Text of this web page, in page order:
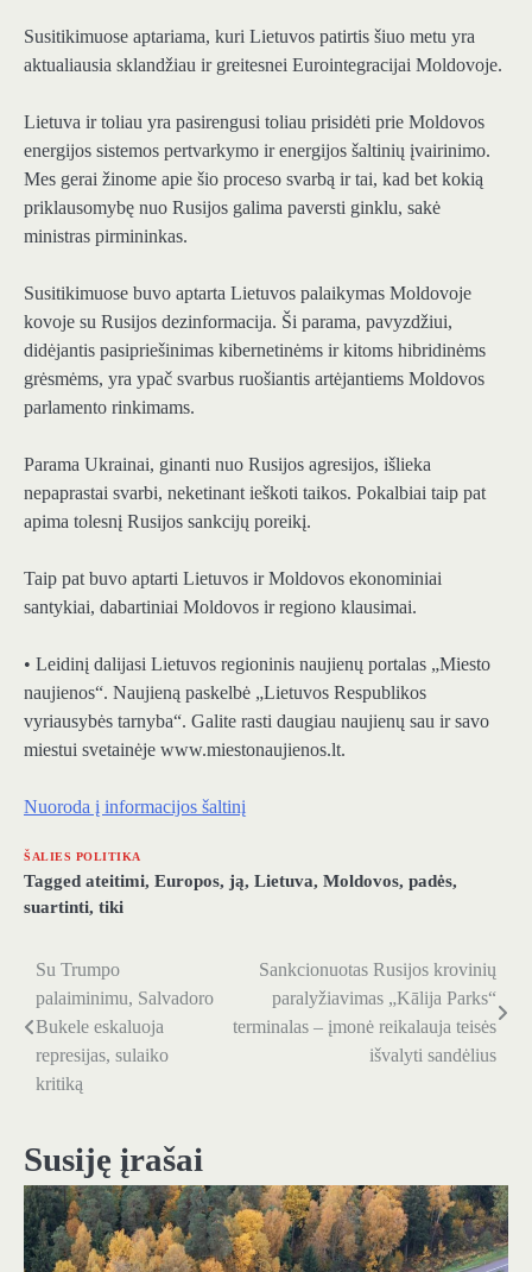
Susitikimuose aptariama, kuri Lietuvos patirtis šiuo metu yra
aktualiausia sklandžiau ir greitesnei Eurointegracijai Moldovoje.
Lietuva ir toliau yra pasirengusi toliau prisidėti prie Moldovos
energijos sistemos pertvarkymo ir energijos šaltinių įvairinimo.
Mes gerai žinome apie šio proceso svarbą ir tai, kad bet kokią
priklausomybę nuo Rusijos galima paversti ginklu, sakė
ministras pirmininkas.
Susitikimuose buvo aptarta Lietuvos palaikymas Moldovoje
kovoje su Rusijos dezinformacija. Ši parama, pavyzdžiui,
didėjantis pasipriešinimas kibernetinėms ir kitoms hibridinėms
grėsmėms, yra ypač svarbus ruošiantis artėjantiems Moldovos
parlamento rinkimams.
Parama Ukrainai, ginanti nuo Rusijos agresijos, išlieka
nepaprastai svarbi, neketinant ieškoti taikos. Pokalbiai taip pat
apima tolesnį Rusijos sankcijų poreikį.
Taip pat buvo aptarti Lietuvos ir Moldovos ekonominiai
santykiai, dabartiniai Moldovos ir regiono klausimai.
• Leidinį dalijasi Lietuvos regioninis naujienų portalas „Miesto
naujienos“. Naujieną paskelbė „Lietuvos Respublikos
vyriausybės tarnyba“. Galite rasti daugiau naujienų sau ir savo
miestui svetainėje www.miestonaujienos.lt.
Nuoroda į informacijos šaltinį
ŠALIES POLITIKA
Tagged ateitimi, Europos, ją, Lietuva, Moldovos, padės,
suartinti, tiki
Navigacija
tarp
įrašų
Su Trumpo
palaiminimu, Salvadoro
Bukele eskaluoja
represijas, sulaiko
kritiką
Sankcionuotas Rusijos krovinių
paralyžiavimas „Kālija Parks“
terminalas – įmonė reikalauja teisės
išvalyti sandėlius
Susiję įrašai